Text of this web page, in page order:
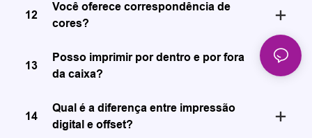
12
Você oferece correspondência de
cores?
13
Posso imprimir por dentro e por fora
da caixa?
14
Qual é a diferença entre impressão
digital e offset?